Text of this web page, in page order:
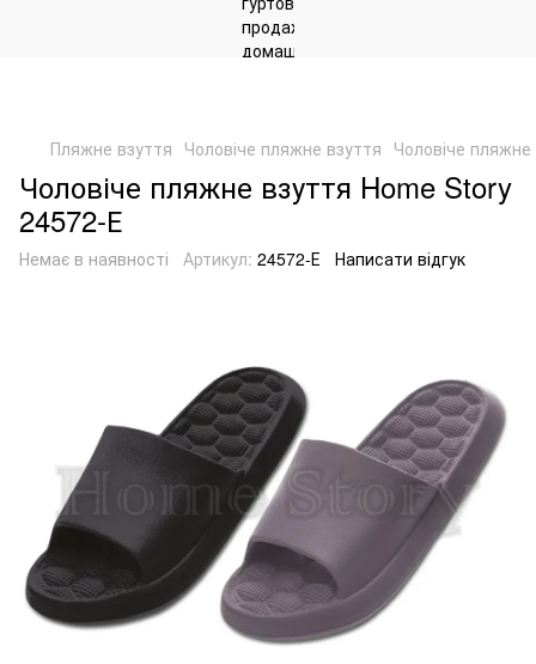
Пляжне взуття Чоловіче пляжне взуття Чоловіче
Чоловіче пляжне взуття Home Story
24572-Е
Немає в наявності Артикул: 24572-Е Написати відгук